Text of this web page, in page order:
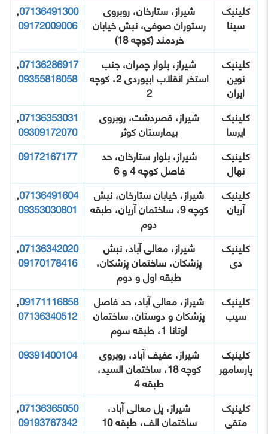
کلینیک
سینا
شیراز، ستارخان، روبروی
رستوران صوفی، نبش خیابان
خردمند (کوچه 18)
07136491300
,
09172009006
کلینیک
نوین
ایران
شیراز، بلوار چمران، جنب
استخر انقلاب ابیوردی 2، کوچه
2
07136286917
,
09355818058
کلینیک
ایرسا
شیراز، قصردشت، روبروی
بیمارستان کوثر
07136353031
,
09309172070
کلینیک
نهال
شیراز، بلوار ستارخان، حد
فاصل کوچه 4 و 6
09172167177
کلینیک
آریان
شیراز، خیابان ستارخان، نبش
کوچه 9، ساختمان آریان، طبقه
دوم
07136491604
,
09353030801
کلینیک
دی
شیراز، معالی آباد، نبش
پزشکان، ساختمان پزشکان،
طبقه اول و دوم
07136342020
,
09170178416
کلینیک
سیب
شیراز، معالی آباد، حد فاصل
پزشکان و دوستان، ساختمان
اوتانا 1، طبقه سوم
09171116858
,
07136340512
کلینیک
پارسامهر
شیراز، عفیف آباد، روبروی
کوچه 18، ساختمان السید،
طبقه 4
09391400104
کلینیک
متقی
شیراز، پل معالی آباد،
ساختمان الف، طبقه 10
07136365050
,
09193767342